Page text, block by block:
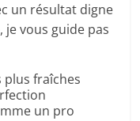
un résultat digne
je vous guide pas
plus fraîches
un pro